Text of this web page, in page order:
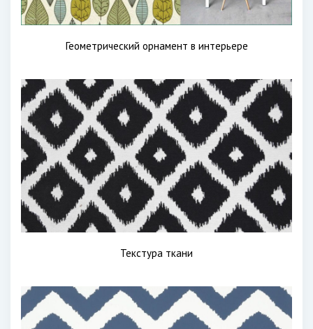
Геометрический орнамент в интерьере
Текстура ткани